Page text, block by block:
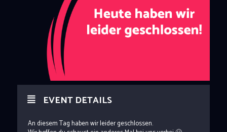
EVENT DETAILS
An diesem Tag haben wir leider geschlossen.